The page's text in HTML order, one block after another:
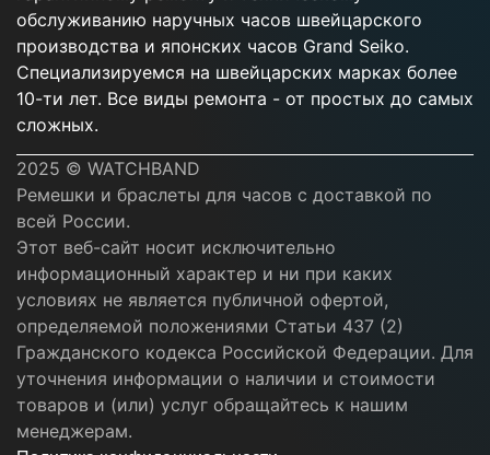
обслуживанию наручных часов швейцарского
производства и японских часов Grand Seiko.
Специализируемся на швейцарских марках более
10-ти лет. Все виды ремонта - от простых до самых
сложных.
2025 © WATCHBAND
Ремешки и браслеты для часов с доставкой по
всей России.
Этот веб-сайт носит исключительно
информационный характер и ни при каких
условиях не является публичной офертой,
определяемой положениями Статьи 437 (2)
Гражданского кодекса Российской Федерации. Для
уточнения информации о наличии и стоимости
товаров и (или) услуг обращайтесь к нашим
менеджерам.